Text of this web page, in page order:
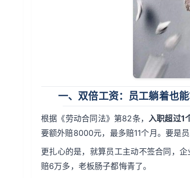
一、 双倍工资：员工躺着也
根据《劳动合同法》第82条， 入职超过1
要额外赔8000元，最多赔11个月。要是
更扎心的是，就算员工主动不签合同，
赔6万多，老板肠子都悔青了。